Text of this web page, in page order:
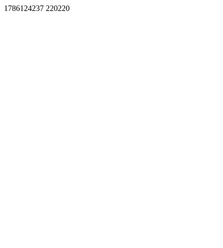
1786124237 220220